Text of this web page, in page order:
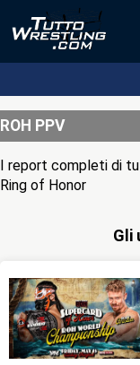
ROH PPV
I report completi di
Ring of Honor
Gli